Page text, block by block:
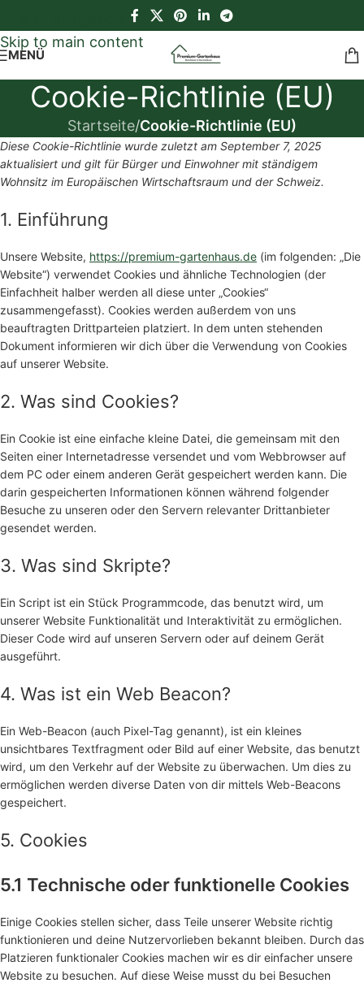
Skip to main content
MENÜ
Cookie-Richtlinie (EU)
Startseite/Cookie-Richtlinie (EU)
Diese Cookie-Richtlinie wurde zuletzt am September 7, 2025
aktualisiert und gilt für Bürger und Einwohner mit ständigem
Wohnsitz im Europäischen Wirtschaftsraum und der Schweiz.
1. Einführung
Unsere Website, https://premium-gartenhaus.de (im folgenden: „Die
Website“) verwendet Cookies und ähnliche Technologien (der
Einfachheit halber werden all diese unter „Cookies“
zusammengefasst). Cookies werden außerdem von uns
beauftragten Drittparteien platziert. In dem unten stehenden
Dokument informieren wir dich über die Verwendung von Cookies
auf unserer Website.
2. Was sind Cookies?
Ein Cookie ist eine einfache kleine Datei, die gemeinsam mit den
Seiten einer Internetadresse versendet und vom Webbrowser auf
dem PC oder einem anderen Gerät gespeichert werden kann. Die
darin gespeicherten Informationen können während folgender
Besuche zu unseren oder den Servern relevanter Drittanbieter
gesendet werden.
3. Was sind Skripte?
Ein Script ist ein Stück Programmcode, das benutzt wird, um
unserer Website Funktionalität und Interaktivität zu ermöglichen.
Dieser Code wird auf unseren Servern oder auf deinem Gerät
ausgeführt.
4. Was ist ein Web Beacon?
Ein Web-Beacon (auch Pixel-Tag genannt), ist ein kleines
unsichtbares Textfragment oder Bild auf einer Website, das benutzt
wird, um den Verkehr auf der Website zu überwachen. Um dies zu
ermöglichen werden diverse Daten von dir mittels Web-Beacons
gespeichert.
5. Cookies
5.1 Technische oder funktionelle Cookies
Einige Cookies stellen sicher, dass Teile unserer Website richtig
funktionieren und deine Nutzervorlieben bekannt bleiben. Durch das
Platzieren funktionaler Cookies machen wir es dir einfacher unsere
Website zu besuchen. Auf diese Weise musst du bei Besuchen